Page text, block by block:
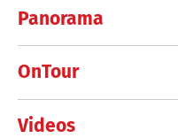
Panorama
OnTour
Videos